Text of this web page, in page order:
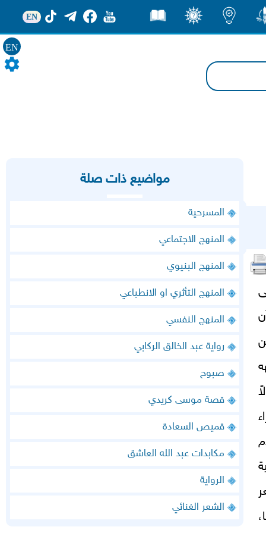
EN
EN
مواضيع ذات صلة
المسرحية
المنهج الاجتماعي
المنهج البنيوي
المنهج التأثري او الانطباعي
المنهج النفسي
رواية عبد الخالق الركابي
صبوح
قصة موسى كريدي
قميص السعادة
مكابدات عبد الله العاشق
الرواية
الشعر الغنائي